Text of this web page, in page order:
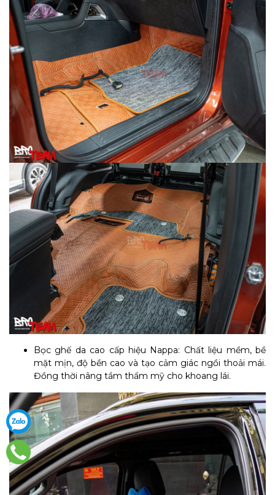
Bọc ghế da cao cấp hiệu Nappa: Chất liệu mềm, bề
mặt mịn, độ bền cao và tạo cảm giác ngồi thoải mái.
Đồng thời nâng tầm thẩm mỹ cho khoang lái.